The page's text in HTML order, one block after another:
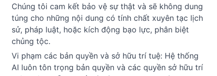
Chúng tôi cam kết bảo vệ sự thật và sẽ không dung
túng cho những nội dung có tính chất xuyên tạc lịch
sử, pháp luật, hoặc kích động bạo lực, phân biệt
chủng tộc.
Vi phạm các bản quyền và sở hữu trí tuệ: Hệ thống
AI luôn tôn trọng bản quyền và các quyền sở hữu trí